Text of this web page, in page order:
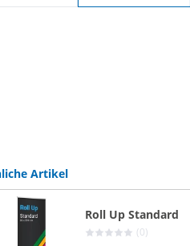
Artikel
Roll Up Standard
(0)